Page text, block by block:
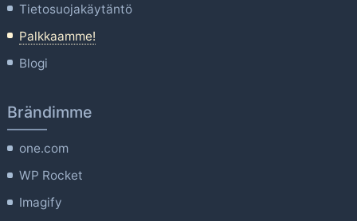
Tietosuojakäytäntö
Palkkaamme!
Blogi
Brändimme
one.com
WP Rocket
Imagify